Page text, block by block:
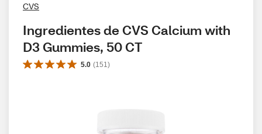
CVS
Ingredientes de CVS Calcium with
D3 Gummies, 50 CT
5.0 (151 )